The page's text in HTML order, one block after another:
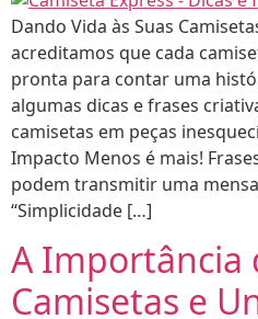
Dando Vida às Suas
acreditamos que cada
pronta para contar uma
algumas dicas e frases
camisetas em peças
Impacto Menos é mais!
podem transmitir uma
“Simplicidade […]
A Importância
Camisetas e